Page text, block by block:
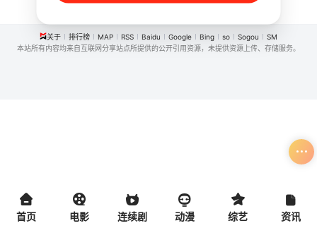
关于 排行榜 MAP RSS Baidu Google Bing so Sogou
SM
本站所有内容均来自互联网分享站点所提供的公开引用资源，未提供资源上传、存储服务。
首页 电影 连续剧 动漫 综艺 资讯